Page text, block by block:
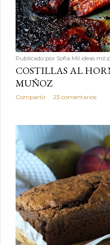
Publicado por Sofía Mil ideas mil
COSTILLAS AL
MUÑOZ
Compartir 23 comentarios